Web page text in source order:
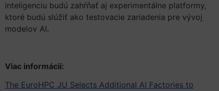
inteligenciu budú zahŕňať aj experimentálne platformy,
ktoré budú slúžiť ako testovacie zariadenia pre vývoj
modelov AI.
Viac informácií:
The EuroHPC JU Selects Additional AI Factories to